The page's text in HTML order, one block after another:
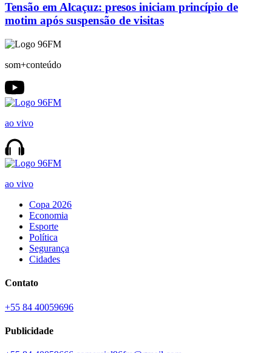
Tensão em Alcaçuz: presos iniciam princípio de
motim após suspensão de visitas
som+conteúdo
ao vivo
ao vivo
Copa 2026
Economia
Esporte
Política
Segurança
Cidades
Contato
+55 84 40059696
Publicidade